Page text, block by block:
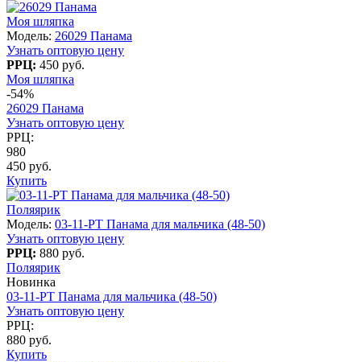
Моя шляпка
Модель: 26029 Панама
Узнать оптовую цену
РРЦ: 450 руб.
Моя шляпка
-54%
26029 Панама
Узнать оптовую цену
РРЦ:
980
450 руб.
Купить
Поляярик
Модель: 03-11-PT Панама для мальчика (48-50)
Узнать оптовую цену
РРЦ: 880 руб.
Поляярик
Новинка
03-11-PT Панама для мальчика (48-50)
Узнать оптовую цену
РРЦ:
880 руб.
Купить